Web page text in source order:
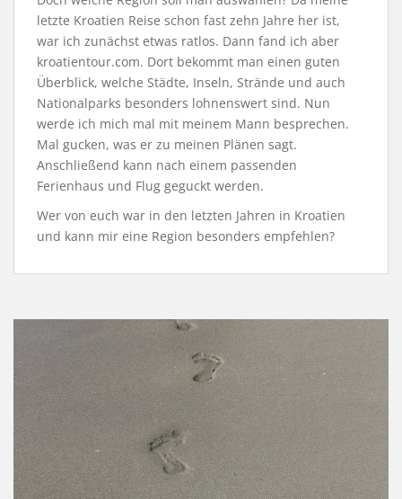
letzte Kroatien Reise schon fast zehn Jahre her ist,
war ich zunächst etwas ratlos. Dann fand ich aber
kroatientour.com. Dort bekommt man einen guten
Überblick, welche Städte, Inseln, Strände und auch
Nationalparks besonders lohnenswert sind. Nun
werde ich mich mal mit meinem Mann besprechen.
Mal gucken, was er zu meinen Plänen sagt.
Anschließend kann nach einem passenden
Ferienhaus und Flug geguckt werden.
Wer von euch war in den letzten Jahren in Kroatien
und kann mir eine Region besonders empfehlen?